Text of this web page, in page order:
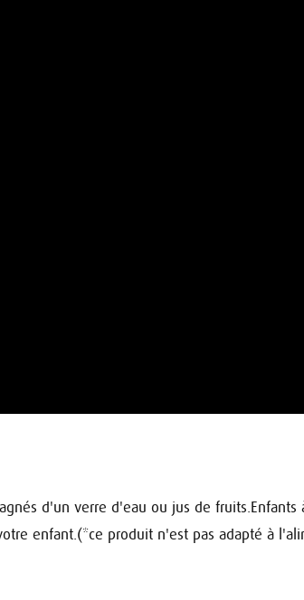
d'un verre d'eau ou jus de fruits.Enfants
enfant.(*ce produit n'est pas adapté à